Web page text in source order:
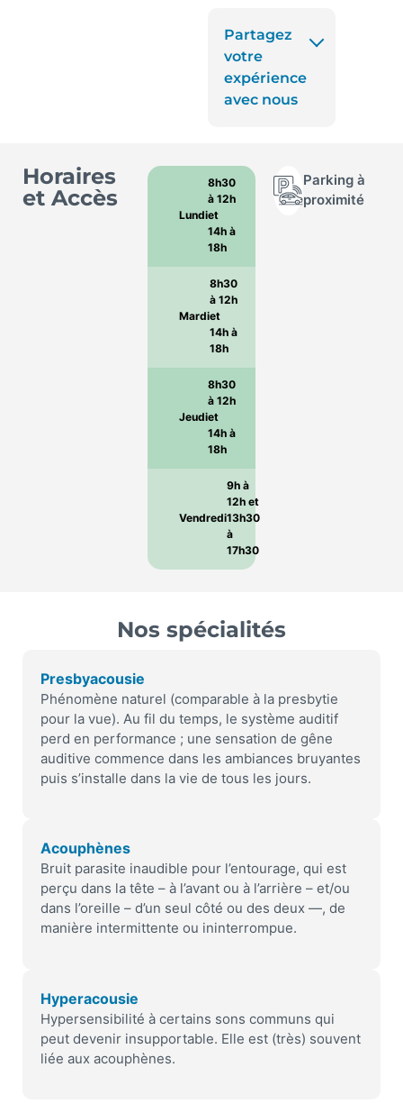
Partagez
votre
expérience
avec nous
Horaires
et Accès
Lundi
8h30
à 12h
et
14h à
18h
Mardi
8h30
à 12h
et
14h à
18h
Jeudi
8h30
à 12h
et
14h à
18h
Vendredi
9h à
12h et
13h30
à
17h30
Parking à
proximité
Nos spécialités
Presbyacousie
Phénomène naturel (comparable à la presbytie
pour la vue). Au fil du temps, le système auditif
perd en performance ; une sensation de gêne
auditive commence dans les ambiances bruyantes
puis s’installe dans la vie de tous les jours.
Acouphènes
Bruit parasite inaudible pour l’entourage, qui est
perçu dans la tête – à l’avant ou à l’arrière – et/ou
dans l’oreille – d’un seul côté ou des deux —, de
manière intermittente ou ininterrompue.
Hyperacousie
Hypersensibilité à certains sons communs qui
peut devenir insupportable. Elle est (très) souvent
liée aux acouphènes.